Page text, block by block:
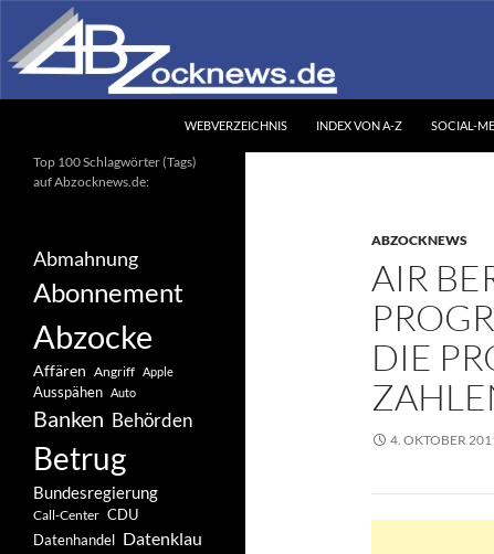
Inhalt
springen
WEBVERZEICHNIS INDEX VON A-Z SOCIAL-
ABZOCKNEWS
AIR
DIE
4. OKTOBER
Ihr unabhängiges
Informationsportal
Top 100 Schlagwörter (Tags)
auf Abzocknews.de:
Abmahnung
Abonnement
Abzocke
Affären Angriff Apple
Ausspähen Auto
Banken Behörden
Betrug
Bundesregierung
Call-Center CDU
Datenhandel Datenklau